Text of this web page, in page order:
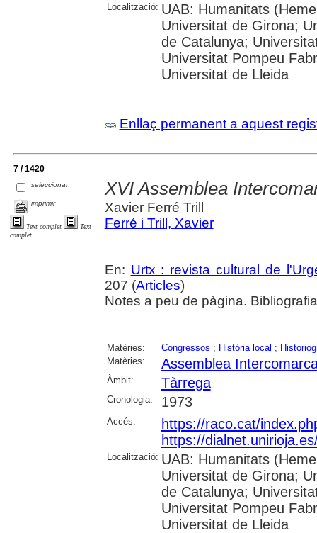
Localització: UAB: Humanitats
Universitat de Girona;
de Catalunya;
Universitat Pompeu
Universitat de Lleida
Enllaç permanent a aquest
7 / 1420
seleccionar
imprimir
Text complet
Text
complet
XVI Assemblea
Xavier Ferré Trill
Ferré i Trill, Xavier
En: Urtx : revista cultural de
207 (Articles)
Notes a peu de pàgina.
Matèries: Congressos ; Història local ;
Matèries:
Assemblea
Àmbit: Tàrrega
Cronologia: 1973
Accés:
https://raco.cat/
https://
Localització: UAB: Humanitats
Universitat de Girona;
de Catalunya;
Universitat Pompeu
Universitat de Lleida